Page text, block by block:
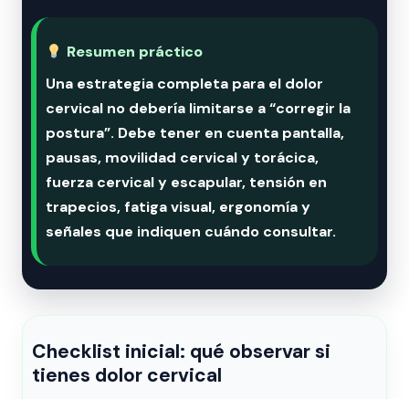
Resumen práctico
Una estrategia completa para el dolor
cervical no debería limitarse a “corregir la
postura”. Debe tener en cuenta pantalla,
pausas, movilidad cervical y torácica,
fuerza cervical y escapular, tensión en
trapecios, fatiga visual, ergonomía y
señales que indiquen cuándo consultar.
Checklist inicial: qué observar si
tienes dolor cervical